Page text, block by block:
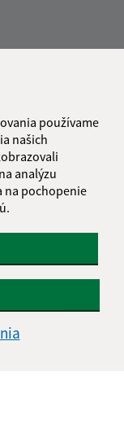
používame
našich
analýzu
na pochopenie